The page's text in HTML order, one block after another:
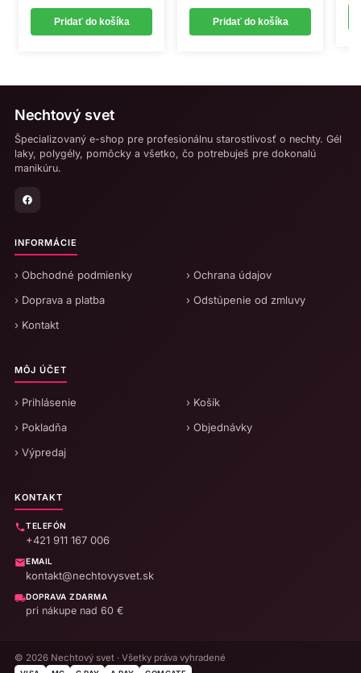
Pridať do košíka Pridať do košíka
Nechtový svet
Špecializovaný e-shop pre profesionálnu starostlivosť o nechty. Gél
laky, polygély, pomôcky a všetko, čo potrebuješ pre dokonalú
manikúru.
INFORMÁCIE
› Obchodné podmienky
› Ochrana údajov
› Doprava a platba
› Odstúpenie od zmluvy
› Kontakt
MÔJ ÚČET
› Prihlásenie
› Košík
› Pokladňa
› Objednávky
› Výpredaj
KONTAKT
TELEFÓN
+421 911 167 006
EMAIL
kontakt@nechtovysvet.sk
DOPRAVA ZDARMA
pri nákupe nad 60 €
© 2026 Nechtový svet · Všetky práva vyhradené